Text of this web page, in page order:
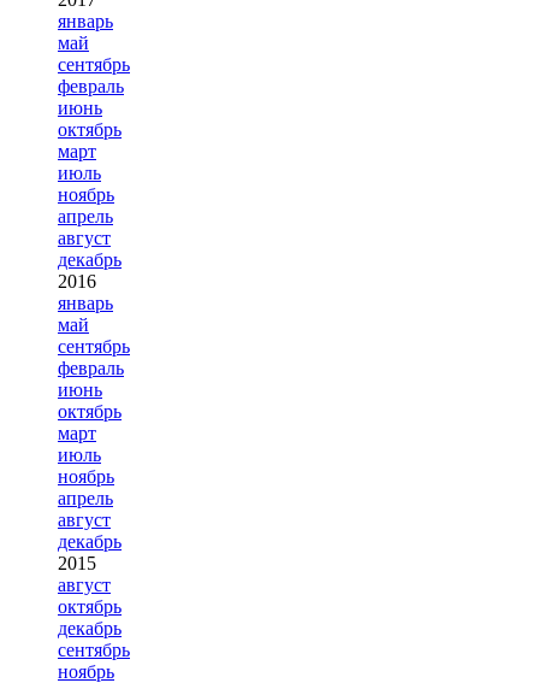
январь
май
сентябрь
февраль
июнь
октябрь
март
июль
ноябрь
апрель
август
декабрь
2016
январь
май
сентябрь
февраль
июнь
октябрь
март
июль
ноябрь
апрель
август
декабрь
2015
август
октябрь
декабрь
сентябрь
ноябрь